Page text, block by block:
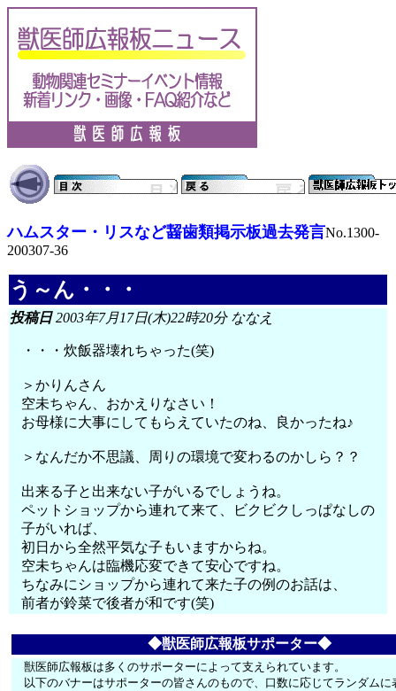
ハムスター・リスなど齧歯類掲示板過去発言No.1300-
200307-36
う～ん・・・
投稿日2003年7月17日(木)22時20分 ななえ
・・・炊飯器壊れちゃった(笑)
＞かりんさん
空未ちゃん、おかえりなさい！
お母様に大事にしてもらえていたのね、良かったね♪
＞なんだか不思議、周りの環境で変わるのかしら？？
出来る子と出来ない子がいるでしょうね。
ペットショップから連れて来て、ビクビクしっぱなしの
子がいれば、
初日から全然平気な子もいますからね。
空未ちゃんは臨機応変できて安心ですね。
ちなみにショップから連れて来た子の例のお話は、
前者が鈴菜で後者が和です(笑)
◆獣医師広報板サポーター◆
獣医師広報板は多くのサポーターによって支えられています。
以下のバナーはサポーターの皆さんのもので、口数に応じてランダムに